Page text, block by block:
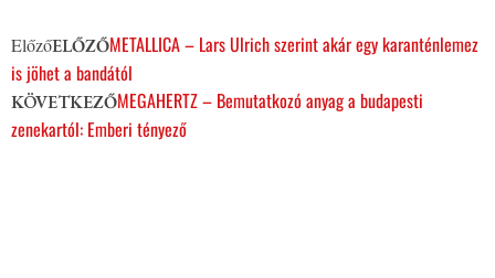
ElőzőELŐZŐMETALLICA – Lars Ulrich szerint akár egy karanténlemez
is jöhet a bandától
KÖVETKEZŐMEGAHERTZ – Bemutatkozó anyag a budapesti
zenekartól: Emberi tényező